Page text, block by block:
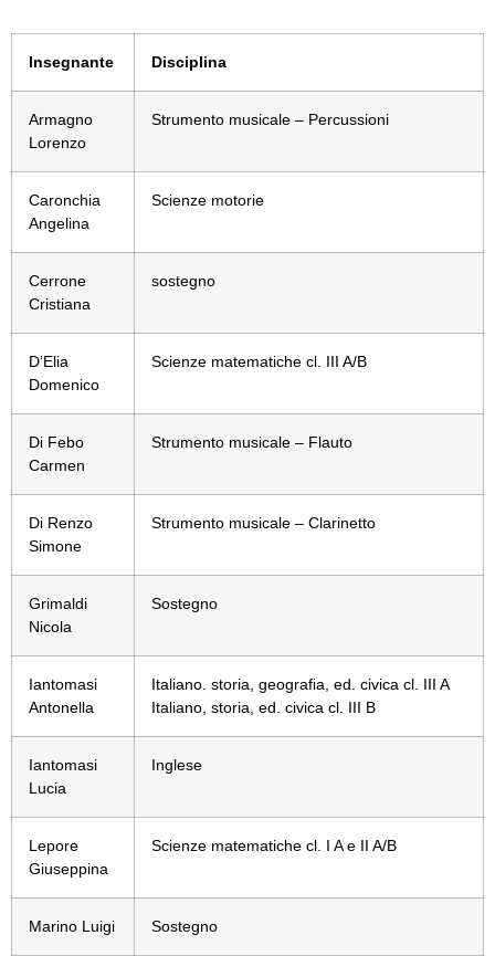
Insegnante Disciplina
Armagno
Lorenzo
Strumento musicale – Percussioni
Caronchia
Angelina
Scienze motorie
Cerrone
Cristiana
sostegno
D’Elia
Domenico
Scienze matematiche cl. III A/B
Di Febo
Carmen
Strumento musicale – Flauto
Di Renzo
Simone
Strumento musicale – Clarinetto
Grimaldi
Nicola
Sostegno
Iantomasi
Antonella
Italiano. storia, geografia, ed. civica cl. III A
Italiano, storia, ed. civica cl. III B
Iantomasi
Lucia
Inglese
Lepore
Giuseppina
Scienze matematiche cl. I A e II A/B
Marino Luigi Sostegno